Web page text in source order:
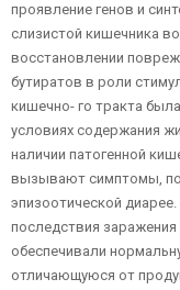
проявление генов и
слизистой кишечника
восстановлении
бутиратов в роли
кишечно- го тракта
условиях содержания
наличии патогенной
вызывают симптомы,
эпизоотической
последствия
обеспечивали
отличающуюся от